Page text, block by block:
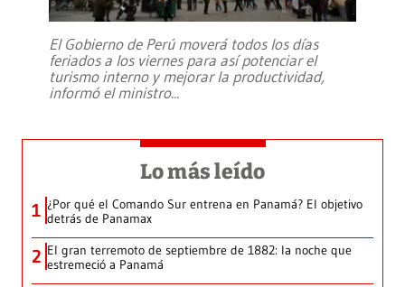
El Gobierno de Perú moverá todos los días
feriados a los viernes para así potenciar el
turismo interno y mejorar la productividad,
informó el ministro...
Lo más leído
1 ¿Por qué el Comando Sur entrena en Panamá? El objetivo
detrás de Panamax
2 El gran terremoto de septiembre de 1882: la noche que
estremeció a Panamá